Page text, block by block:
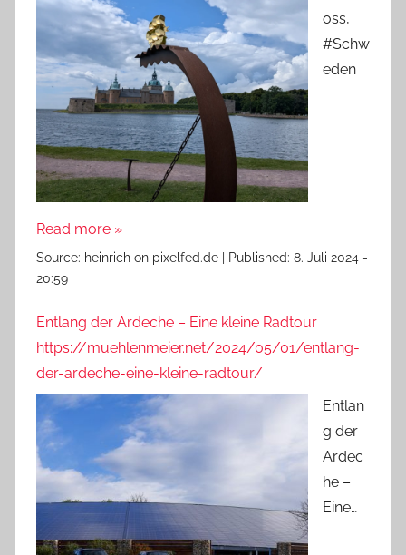
oss,
#Schw
eden
Read more »
Source: heinrich on pixelfed.de Published: 8. Juli 2024 -
20:59
Entlang der Ardeche – Eine kleine Radtour
https://muehlenmeier.net/2024/05/01/entlang-
der-ardeche-eine-kleine-radtour/
Entlan
g der
Ardec
he –
Eine…